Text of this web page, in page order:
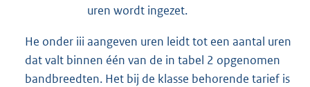
uren wordt ingezet.
He onder iii aangeven uren leidt tot een aantal uren
dat valt binnen één van de in tabel 2 opgenomen
bandbreedten. Het bij de klasse behorende tarief is